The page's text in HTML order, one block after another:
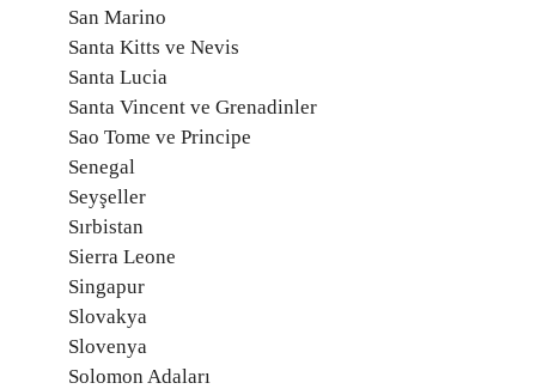
San Marino
Santa Kitts ve Nevis
Santa Lucia
Santa Vincent ve Grenadinler
Sao Tome ve Principe
Senegal
Seyşeller
Sırbistan
Sierra Leone
Singapur
Slovakya
Slovenya
Solomon Adaları